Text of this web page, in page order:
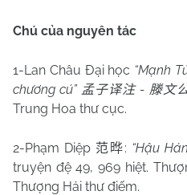
Chú của nguyên tác
1-Lan Châu Đại học “Mạnh
chương cú” 孟子译注- 滕文
Trung Hoa thư cục.
2-Phạm Diệp 范晔: “Hậu
truyện đệ 49, 969 hiệt.
Thượng Hải thư điếm.